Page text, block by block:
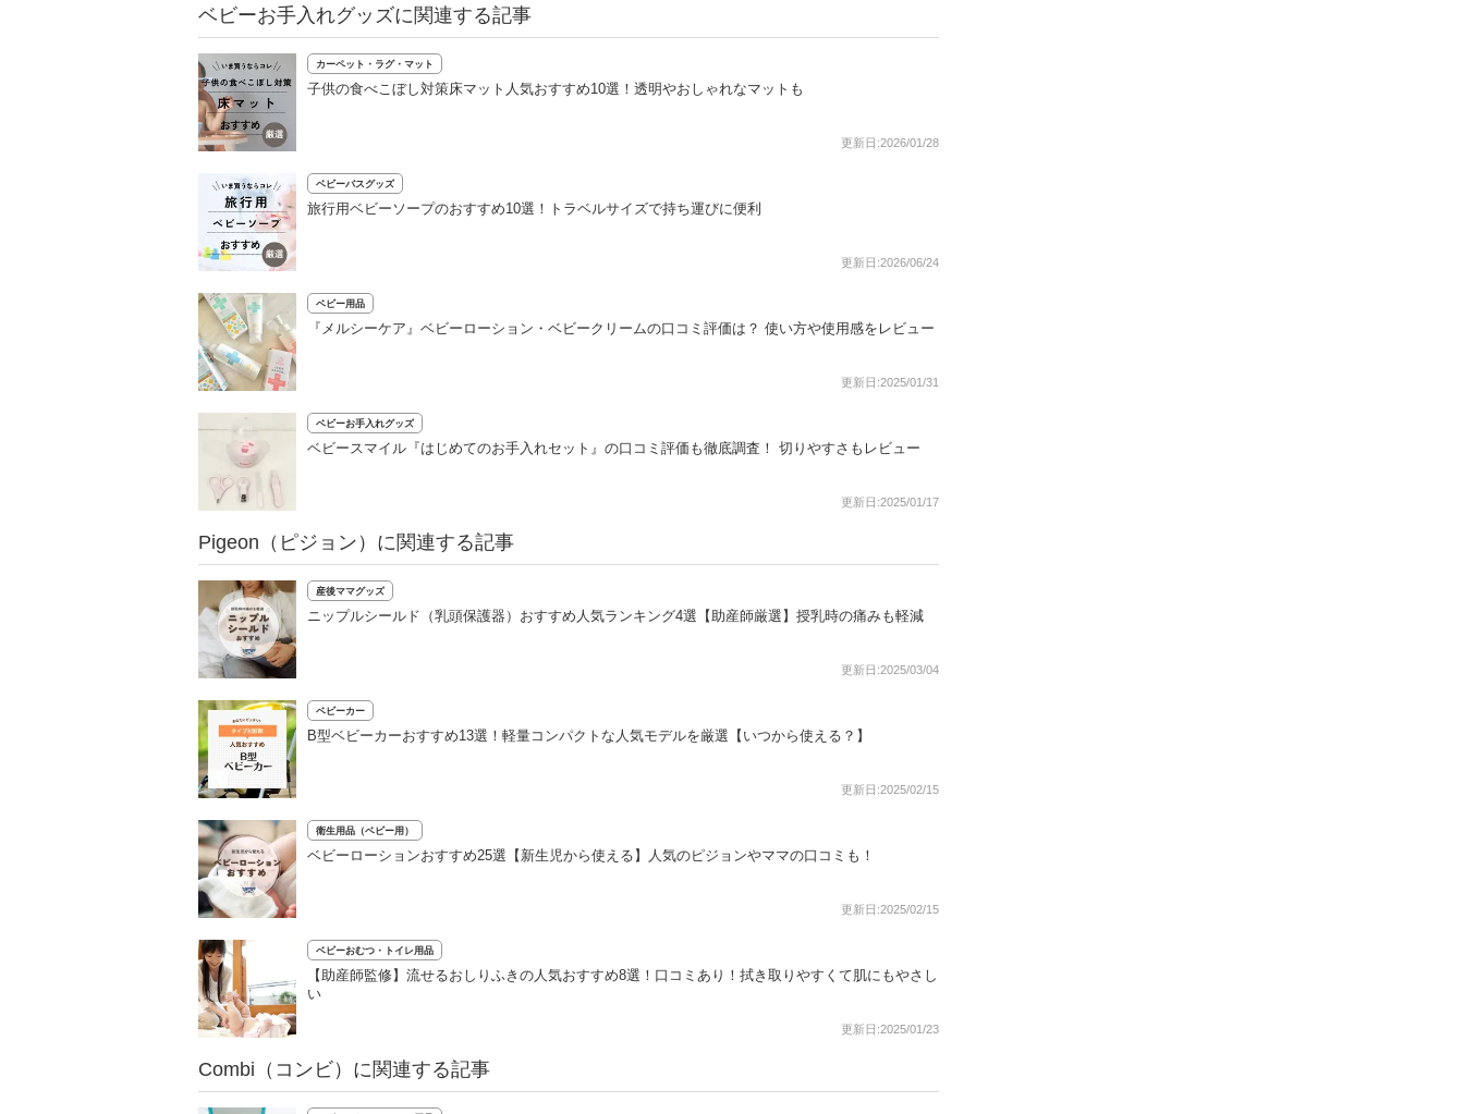
ベビーお手入れグッズに関連する記事
カーペット・ラグ・マット
子供の食べこぼし対策床マット人気おすすめ10選！透明やおしゃれなマットも
更新日:2026/01/28
ベビーバスグッズ
旅行用ベビーソープのおすすめ10選！トラベルサイズで持ち運びに便利
更新日:2026/06/24
ベビー用品
『メルシーケア』ベビーローション・ベビークリームの口コミ評価は？ 使い方や使用感をレビュー
更新日:2025/01/31
ベビーお手入れグッズ
ベビースマイル『はじめてのお手入れセット』の口コミ評価も徹底調査！ 切りやすさもレビュー
更新日:2025/01/17
Pigeon（ピジョン）に関連する記事
産後ママグッズ
ニップルシールド（乳頭保護器）おすすめ人気ランキング4選【助産師厳選】授乳時の痛みも軽減
更新日:2025/03/04
ベビーカー
B型ベビーカーおすすめ13選！軽量コンパクトな人気モデルを厳選【いつから使える？】
更新日:2025/02/15
衛生用品（ベビー用）
ベビーローションおすすめ25選【新生児から使える】人気のピジョンやママの口コミも！
更新日:2025/02/15
ベビーおむつ・トイレ用品
【助産師監修】流せるおしりふきの人気おすすめ8選！口コミあり！拭き取りやすくて肌にもやさし
い
更新日:2025/01/23
Combi（コンビ）に関連する記事